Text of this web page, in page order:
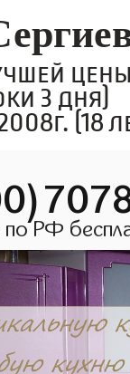
цены
3 дня)
(18
РФ